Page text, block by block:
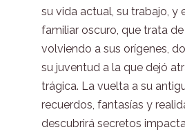
su vida actual, su trabajo, y
familiar oscuro, que trata
volviendo a sus orígenes,
su juventud a la que dejó
trágica. La vuelta a su
recuerdos, fantasías y
descubrirá secretos